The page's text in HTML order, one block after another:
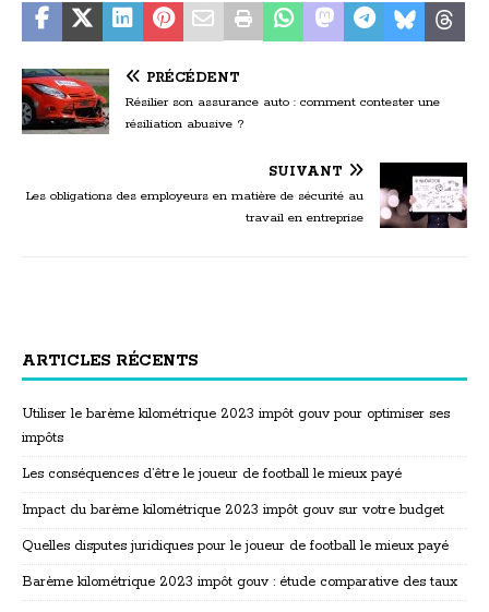
PRÉCÉDENT
Résilier son assurance auto : comment contester une
résiliation abusive ?
SUIVANT
Les obligations des employeurs en matière de sécurité au
travail en entreprise
ARTICLES RÉCENTS
Utiliser le barème kilométrique 2023 impôt gouv pour optimiser ses
impôts
Les conséquences d’être le joueur de football le mieux payé
Impact du barème kilométrique 2023 impôt gouv sur votre budget
Quelles disputes juridiques pour le joueur de football le mieux payé
Barème kilométrique 2023 impôt gouv : étude comparative des taux